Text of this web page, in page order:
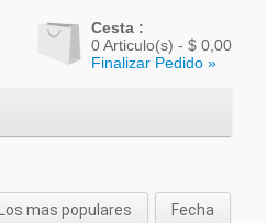
Cesta :
0Articulo(s) - $ 0,00
Finalizar Pedido »
Los mas populares Fecha